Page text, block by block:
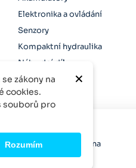
Elektronika a ovládání
Senzory
Kompaktní hydraulika
Náhradní díly
práva vyhrazena
×
zákony na
cookies.
souborů pro
Rozumím